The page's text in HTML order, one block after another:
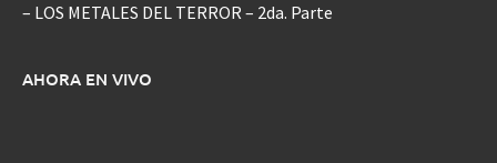
– LOS METALES DEL TERROR – 2da. Parte
AHORA EN VIVO